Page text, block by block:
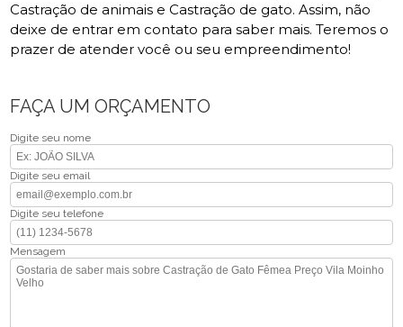
Castração de animais e Castração de gato. Assim, não
deixe de entrar em contato para saber mais. Teremos o
prazer de atender você ou seu empreendimento!
FAÇA UM ORÇAMENTO
Digite seu nome
Digite seu email
Digite seu telefone
Mensagem